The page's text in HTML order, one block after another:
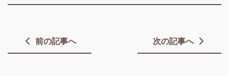
前の記事へ 次の記事へ